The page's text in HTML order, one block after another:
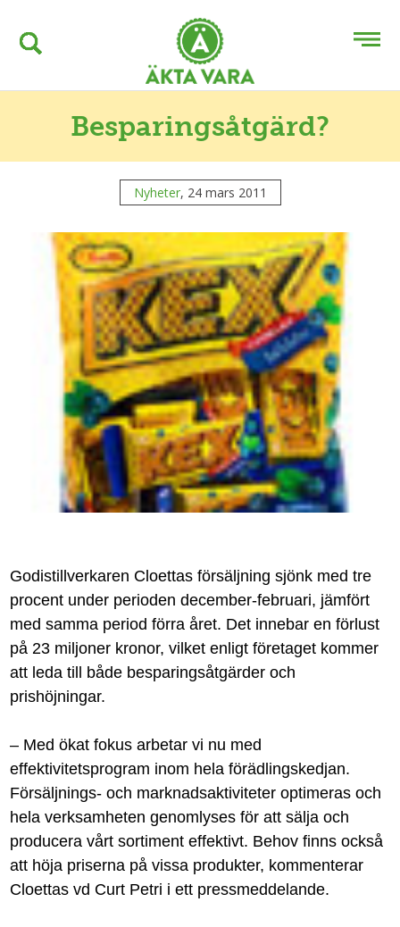
Besparingsåtgärd?
Nyheter, 24 mars 2011
Godistillverkaren Cloettas försäljning sjönk med tre
procent under perioden december-februari, jämfört
med samma period förra året. Det innebar en förlust
på 23 miljoner kronor, vilket enligt företaget kommer
att leda till både besparingsåtgärder och
prishöjningar.
– Med ökat fokus arbetar vi nu med
effektivitetsprogram inom hela förädlingskedjan.
Försäljnings- och marknadsaktiviteter optimeras och
hela verksamheten genomlyses för att sälja och
producera vårt sortiment effektivt. Behov finns också
att höja priserna på vissa produkter, kommenterar
Cloettas vd Curt Petri i ett pressmeddelande.